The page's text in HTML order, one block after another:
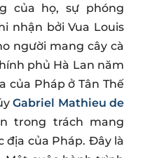
của họ, sự phóng
nhận bởi Vua Louis
người mang cây cà
phủ Hà Lan năm
của Pháp ở Tân Thế
Gabriel Mathieu de
trong trách mang
địa của Pháp. Đây là